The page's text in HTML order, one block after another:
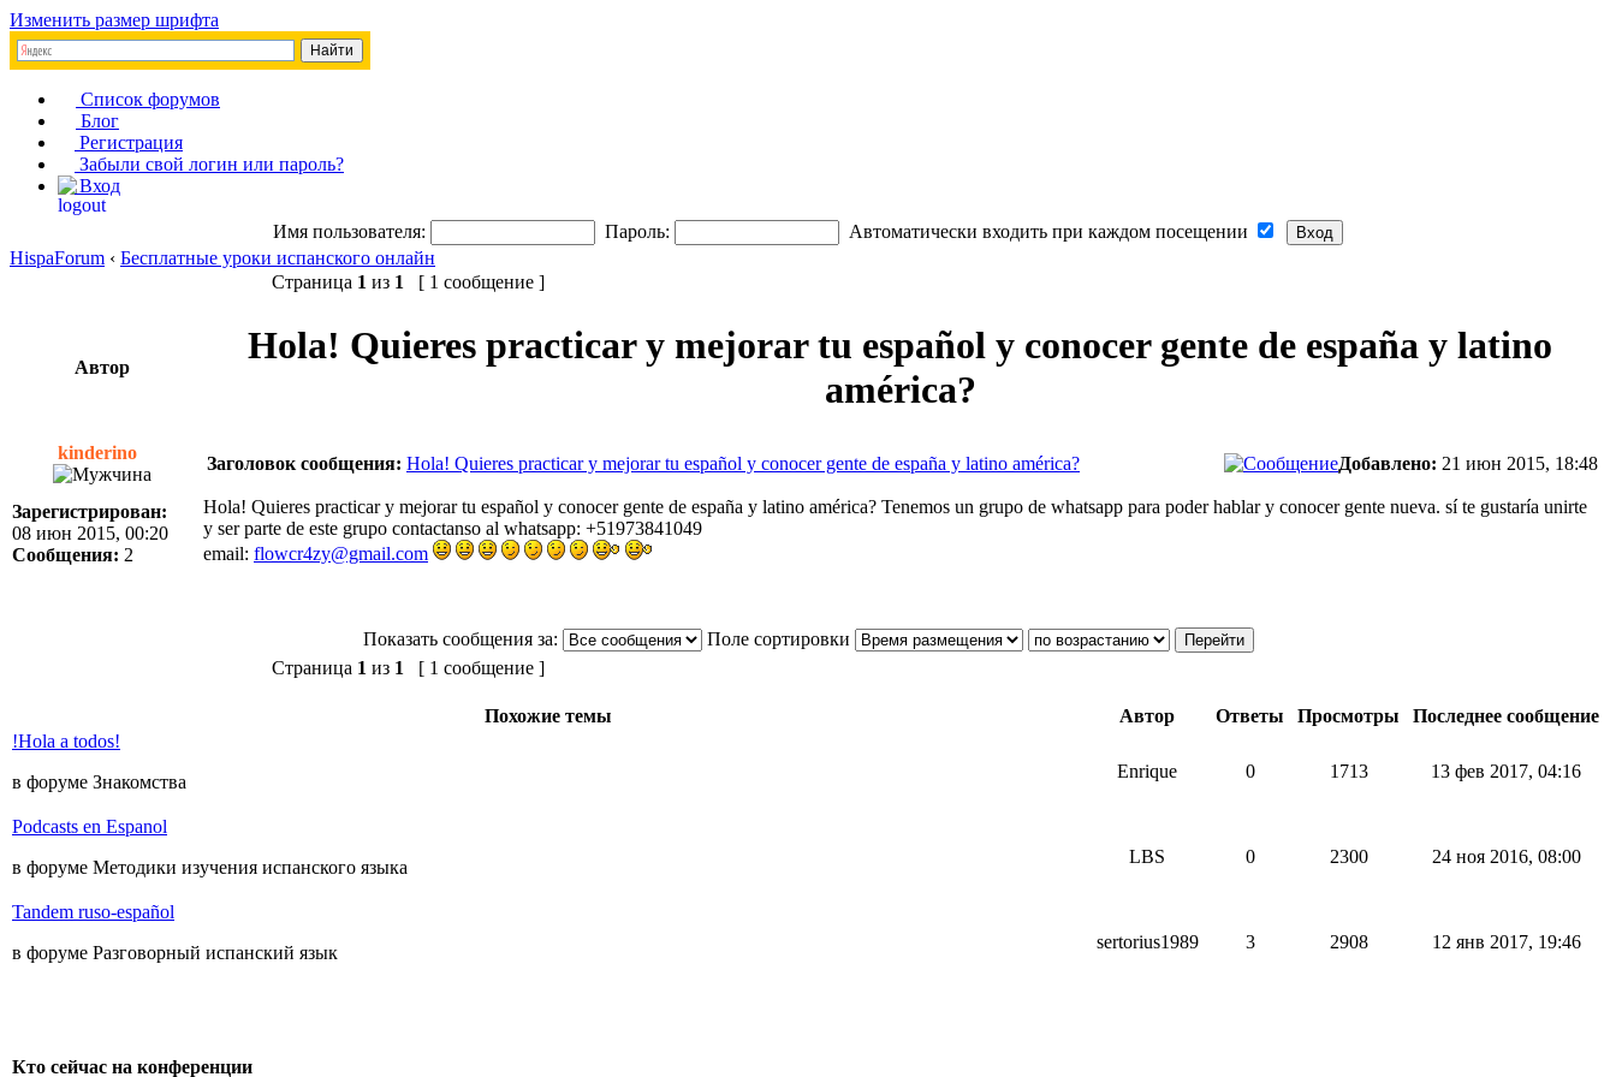
Изменить размер шрифта
Список форумов
Блог
Регистрация
Забыли свой логин или пароль?
Вход
Имя пользователя: Пароль:
Автоматически входить при каждом посещении
HispaForum ‹ Бесплатные уроки испанского онлайн
Страница 1 из 1 [ 1 сообщение ]
Автор
Hola! Quieres practicar y mejorar tu español y conocer gente de españa y latino
américa?
kinderino
Заголовок сообщения: Hola! Quieres practicar y mejorar tu español y conocer gente de españa y latino américa? Добавлено: 21 июн 2015, 18:48
Зарегистрирован:
08 июн 2015, 00:20
Сообщения: 2
Hola! Quieres practicar y mejorar tu español y conocer gente de españa y latino américa? Tenemos un grupo de whatsapp para poder hablar y conocer gente nueva. sí te gustaría unirte
y ser parte de este grupo contactanso al whatsapp: +51973841049
email: flowcr4zy@gmail.com
Показать сообщения за:
Поле сортировки
Страница 1 из 1 [ 1 сообщение ]
Похожие темы Автор Ответы Просмотры
Последнее сообщение
!Hola a todos!
в форуме Знакомства
Enrique 0 1713 13 фев 2017, 04:16
Podcasts en Espanol
в форуме Методики изучения испанского языка
LBS 0 2300 24 ноя 2016, 08:00
Tandem ruso-español
в форуме Разговорный испанский язык
sertorius1989 3 2908 12 янв 2017, 19:46
Кто сейчас на конференции